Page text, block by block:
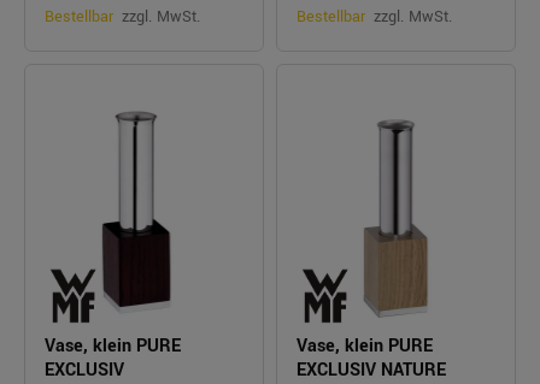
Bestellbar zzgl. MwSt.
Bestellbar zzgl. MwSt.
Vase, klein PURE
EXCLUSIV
Vase, klein PURE
EXCLUSIV NATURE